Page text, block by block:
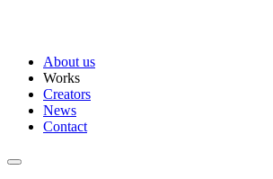
About us
Works
Creators
News
Contact